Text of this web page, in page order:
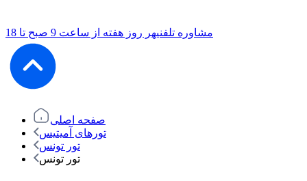
مشاوره تلفنیهر روز هفته از ساعت 9 صبح تا 18
صفحه اصلی
تورهای آمیتیس
تور تونس
تور تونس